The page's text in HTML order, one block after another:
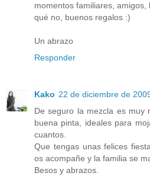
momentos familiares,
qué no, buenos regalos :)
Un abrazo
Responder
Kako 22 de diciembre de
De seguro la mezcla es muy
buena pinta, ideales para
cuantos.
Que tengas unas felices
os acompañe y la familia se
Besos y abrazos.